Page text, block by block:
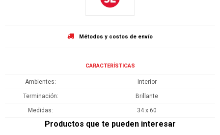
Métodos y costos de envío
CARACTERÍSTICAS
Ambientes Interior
Terminación Brillante
Medidas 34 x 60
Productos que te pueden interesar